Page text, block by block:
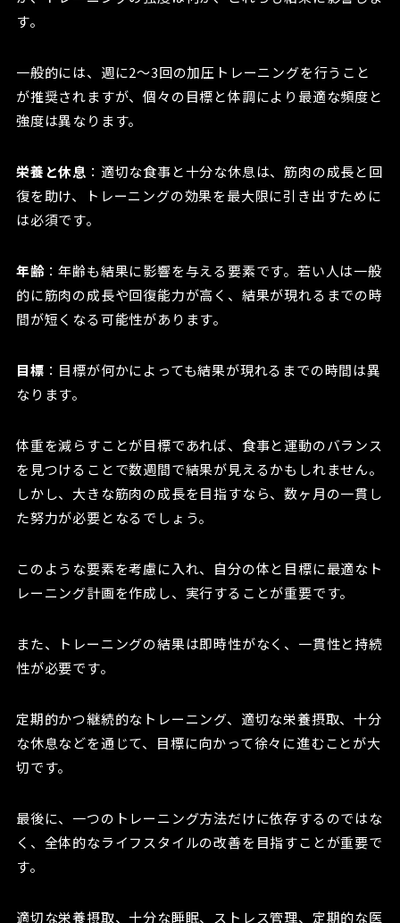
す。
一般的には、週に2〜3回の加圧トレーニングを行うこと
が推奨されますが、個々の目標と体調により最適な頻度と
強度は異なります。
栄養と休息 ：適切な食事と十分な休息は、筋肉の成長と回
復を助け、トレーニングの効果を最大限に引き出すために
は必須です。
年齢：年齢も結果に影響を与える要素です。若い人は一般
的に筋肉の成長や回復能力が高く、結果が現れるまでの時
間が短くなる可能性があります。
目標 ：目標が何かによっても結果が現れるまでの時間は異
なります。
体重を減らすことが目標であれば、食事と運動のバランス
を見つけることで数週間で結果が見えるかもしれません。
しかし、大きな筋肉の成長を目指すなら、数ヶ月の一貫し
た努力が必要となるでしょう。
このような要素を考慮に入れ、自分の体と目標に最適なト
レーニング計画を作成し、実行することが重要です。
また、トレーニングの結果は即時性がなく、一貫性と持続
性が必要です。
定期的かつ継続的なトレーニング、適切な栄養摂取、十分
な休息などを通じて、目標に向かって徐々に進むことが大
切です。
最後に、一つのトレーニング方法だけに依存するのではな
く、全体的なライフスタイルの改善を目指すことが重要で
す。
適切な栄養摂取、十分な睡眠、ストレス管理、定期的な医